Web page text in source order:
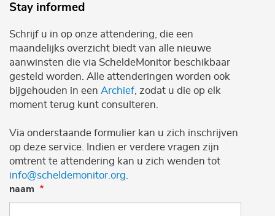
Stay informed
Schrijf u in op onze attendering, die een
maandelijks overzicht biedt van alle nieuwe
aanwinsten die via ScheldeMonitor beschikbaar
gesteld worden. Alle attenderingen worden ook
bijgehouden in een Archief , zodat u die op elk
moment terug kunt consulteren.
Via onderstaande formulier kan u zich inschrijven
op deze service. Indien er verdere vragen zijn
omtrent te attendering kan u zich wenden tot
info@scheldemonitor.org
naam